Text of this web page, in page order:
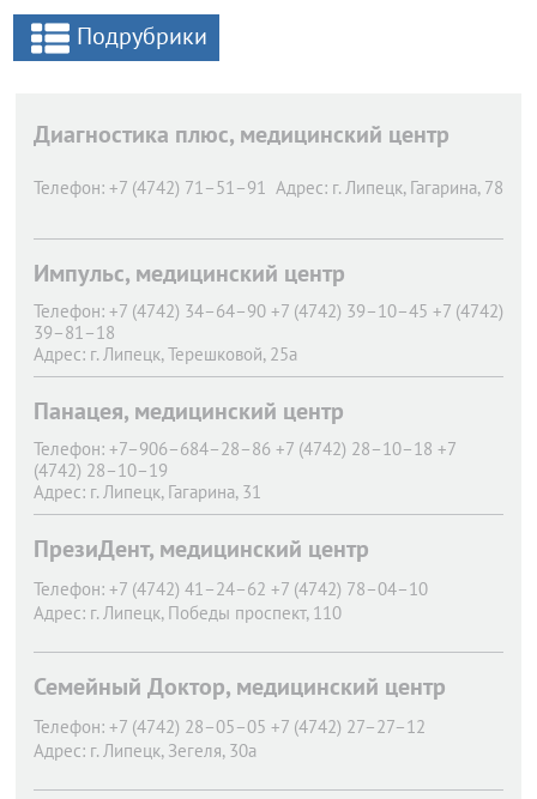
Подрубрики
Диагностика плюс, медицинский центр
Телефон: +7 (4742) 71–51–91 Адрес: г. Липецк, Гагарина, 78
Импульс, медицинский центр
Телефон: +7 (4742) 34–64–90 +7 (4742) 39–10–45 +7 (4742)
39–81–18
Адрес: г. Липецк, Терешковой, 25а
Панацея, медицинский центр
Телефон: +7–906–684–28–86 +7 (4742) 28–10–18 +7
(4742) 28–10–19
Адрес: г. Липецк, Гагарина, 31
ПрезиДент, медицинский центр
Телефон: +7 (4742) 41–24–62 +7 (4742) 78–04–10
Адрес: г. Липецк, Победы проспект, 110
Семейный Доктор, медицинский центр
Телефон: +7 (4742) 28–05–05 +7 (4742) 27–27–12
Адрес: г. Липецк, Зегеля, 30а